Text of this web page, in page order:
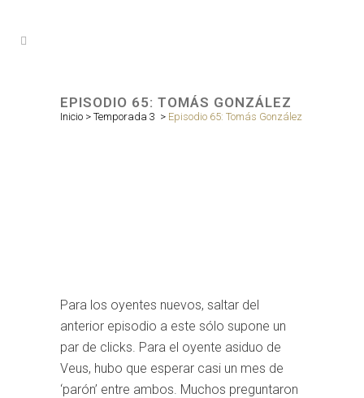
EPISODIO 65: TOMÁS GONZÁLEZ
Inicio > Temporada 3 > Episodio 65: Tomás González
Para los oyentes nuevos, saltar del
anterior episodio a este sólo supone un
par de clicks. Para el oyente asiduo de
Veus, hubo que esperar casi un mes de
‘parón’ entre ambos. Muchos preguntaron